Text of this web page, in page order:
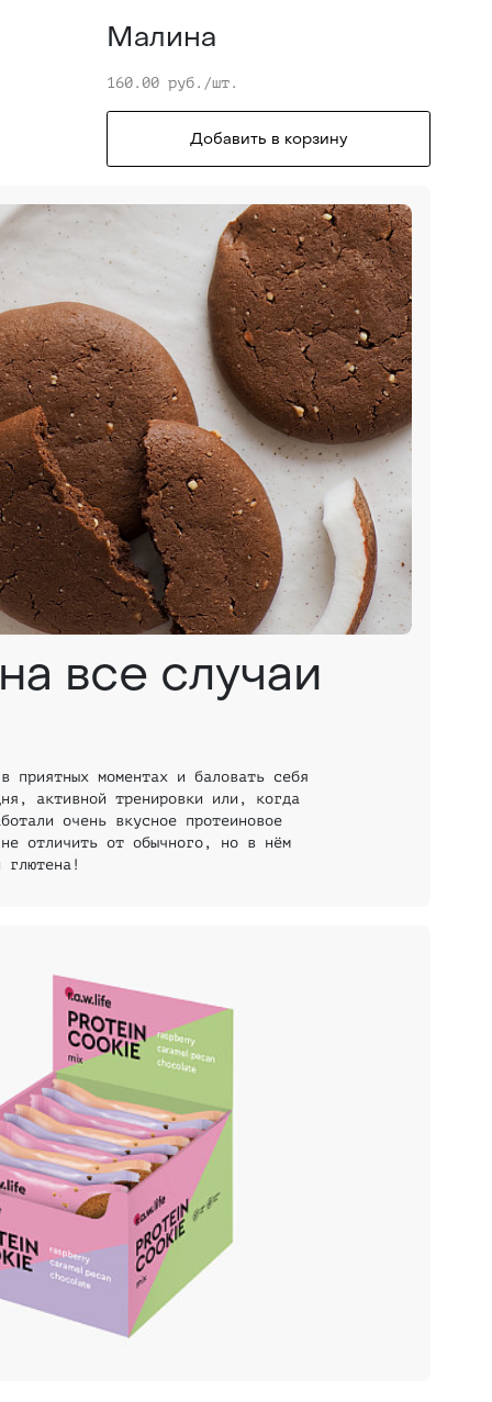
Малина
160.00 руб./шт.
Добавить в корзину
все случаи
приятных моментах и баловать себя
активной тренировки или, когда
очень вкусное протеиновое
отличить от обычного, но в нём
глютена!